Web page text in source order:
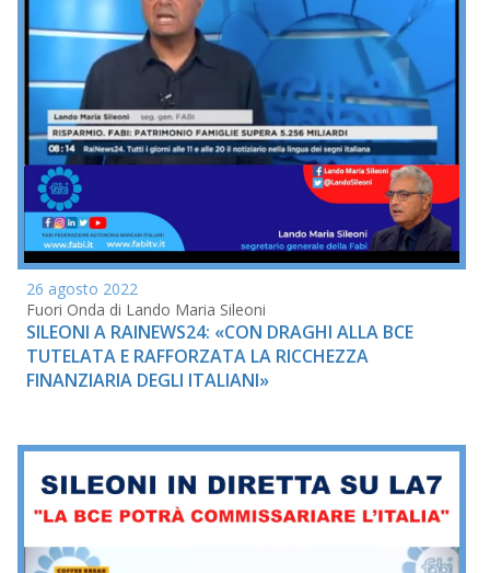
26 agosto 2022
Fuori Onda di Lando Maria Sileoni
SILEONI A RAINEWS24: «CON DRAGHI ALLA BCE
TUTELATA E RAFFORZATA LA RICCHEZZA
FINANZIARIA DEGLI ITALIANI»